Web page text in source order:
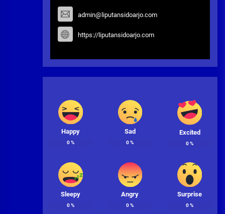
admin@liputansidoarjo.com
https://liputansidoarjo.com
Happy
0%
Sad
0%
Excited
0%
Sleepy
0%
Angry
0%
Surprise
0%